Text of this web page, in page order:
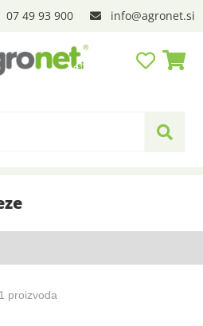
07 49 93 900 info agronet.si
proizvoda